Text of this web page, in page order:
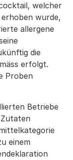
welcher
wurde,
allergene
die
erfolgt.
Proben
Betriebe
einem